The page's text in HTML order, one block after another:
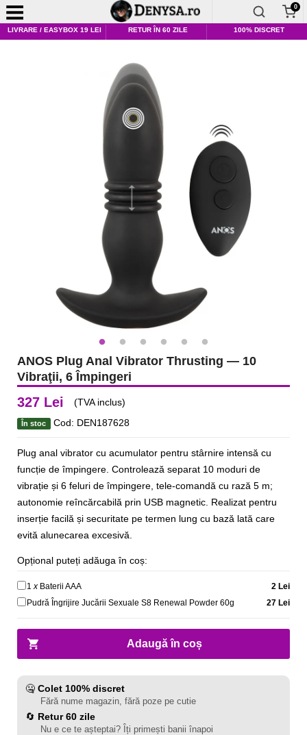
0
LIVRARE / EASYBOX 19 LEI RETUR ÎN 60 ZILE 100% DISCRET
ANOS Plug Anal Vibrator Thrusting — 10
Vibraţii, 6 Împingeri
327 Lei (TVA inclus)
În stoc Cod: DEN187628
Plug anal vibrator cu acumulator pentru stârnire intensă cu
funcție de împingere. Controlează separat 10 moduri de
vibrație și 6 feluri de împingere, tele-comandă cu rază 5 m;
autonomie reîncărcabilă prin USB magnetic. Realizat pentru
inserție facilă și securitate pe termen lung cu bază lată care
evită alunecarea excesivă.
Opțional puteți adăuga în coș:
1x Baterii AAA
2 Lei
Pudră Îngrijire Jucării Sexuale S8 Renewal Powder 60g
27 Lei
Adaugă în coș
🤐 Colet 100% discret
Fără nume magazin, fără poze pe cutie
🔄 Retur 60 zile
Nu e ce te așteptai? Îți primești banii înapoi